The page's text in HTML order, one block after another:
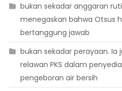
bukan sekadar anggaran
menegaskan bahwa Otsus
bertanggung jawab
bukan sekadar perayaan.
relawan PKS dalam
pengeboran air bersih